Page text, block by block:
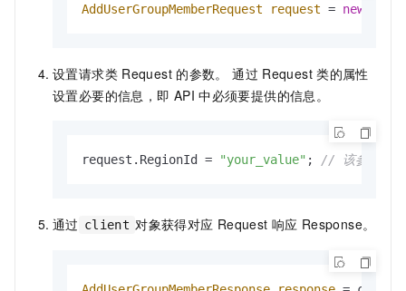
AddUserGroupMemberRequest request = new
设置请求类 Request 的参数。 通过 Request 类的属性
设置必要的信息，即 API 中必须要提供的信息。
request. RegionId = "your_value" ; // 该参数值
通过 client 对象获得对应 Request 响应 Response。